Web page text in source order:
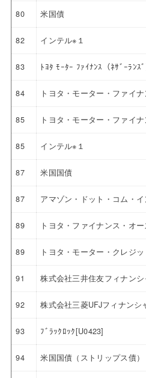
80 米国債
82 インテル※１
83 ﾄﾖﾀ ﾓｰﾀｰ ﾌｧｲﾅﾝｽ（ﾈｻﾞｰﾗﾝｽ
84 トヨタ・モーター・ファイナ
85 トヨタ・モーター・ファイナ
85 インテル※１
87 米国国債
87 アマゾン・ドット・コム・
89 トヨタ・ファイナンス・オ
89 トヨタ・モーター・クレジ
91 株式会社三井住友フィナン
92 株式会社三菱UFJフィナンシ
93 ﾌﾞﾗｯｸﾛｯｸ[U0423]
94 米国国債（ストリップス債）